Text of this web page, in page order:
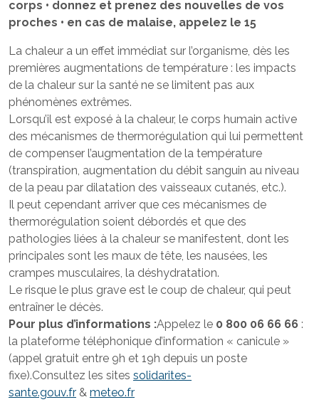
corps • donnez et prenez des nouvelles de vos
proches • en cas de malaise, appelez le 15
La chaleur a un effet immédiat sur l’organisme, dès les
premières augmentations de température : les impacts
de la chaleur sur la santé ne se limitent pas aux
phénomènes extrêmes.
Lorsqu’il est exposé à la chaleur, le corps humain active
des mécanismes de thermorégulation qui lui permettent
de compenser l’augmentation de la température
(transpiration, augmentation du débit sanguin au niveau
de la peau par dilatation des vaisseaux cutanés, etc.).
Il peut cependant arriver que ces mécanismes de
thermorégulation soient débordés et que des
pathologies liées à la chaleur se manifestent, dont les
principales sont les maux de tête, les nausées, les
crampes musculaires, la déshydratation.
Le risque le plus grave est le coup de chaleur, qui peut
entraîner le décès.
Pour plus d’informations :Appelez le 0 800 06 66 66 :
la plateforme téléphonique d’information « canicule »
(appel gratuit entre 9h et 19h depuis un poste
fixe).Consultez les sites solidarites-
sante.gouv.fr & meteo.fr